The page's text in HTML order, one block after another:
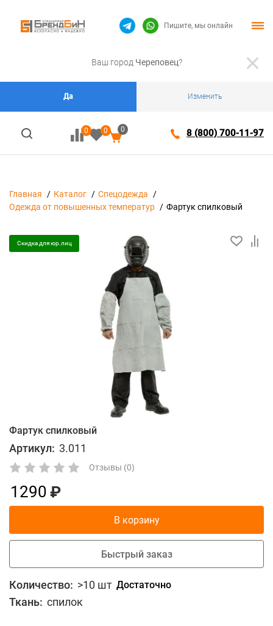
Ваш город Череповец?
Да Изменить
0 0 0 8 (800) 700-11-97
Пишите, мы онлайн
Главная Каталог
Спецодежда
Одежда от повышенных температур
Фартук спилковый
Скидка для юр.лиц
Фартук спилковый
Артикул: 3.011
Отзывы (0)
1290
В корзину
Быстрый заказ
Количество: >10 шт Достаточно
Ткань: спилок